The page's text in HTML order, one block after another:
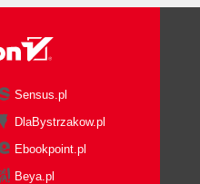
Sensus.pl
DlaBystrzakow.pl
Ebookpoint.pl
Beya.pl